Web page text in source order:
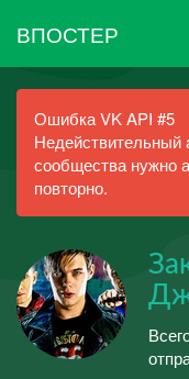
ВПОСТЕР
Ошибка VK API #5
Недействительный
сообщества нужно
повторно.